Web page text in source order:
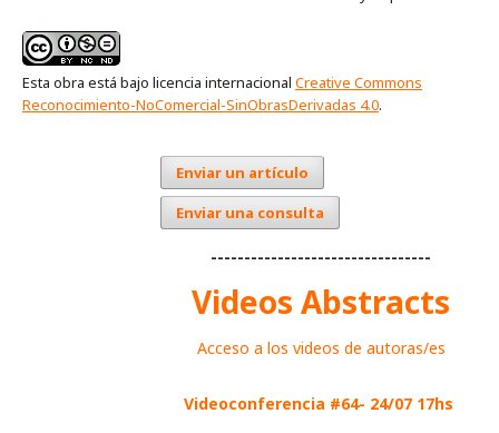
Esta obra está bajo licencia internacional Creative Commons
Reconocimiento-NoComercial-SinObrasDerivadas 4.0.
Enviar un artículo
Enviar una consulta
---------------------------------
Videos Abstracts
Acceso a los videos de autoras/es
Videoconferencia #64- 24/07 17hs